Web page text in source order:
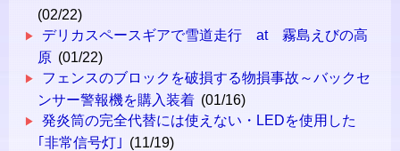
(02/22)
デリカスペースギアで雪道走行 at 霧島えびの高
原 (01/22)
フェンスのブロックを破損する物損事故～バックセ
ンサー警報機を購入装着 (01/16)
発炎筒の完全代替には使えない・LEDを使用した
｢非常信号灯｣ (11/19)